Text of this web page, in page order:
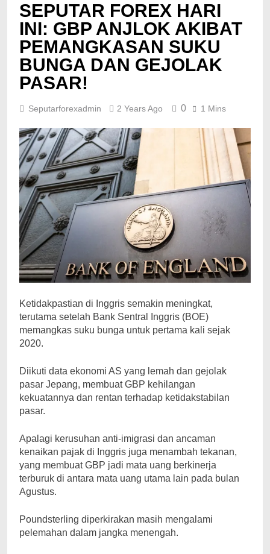
SEPUTAR FOREX HARI
INI: GBP ANJLOK AKIBAT
PEMANGKASAN SUKU
BUNGA DAN GEJOLAK
PASAR!
Seputarforexadmin 2 Years Ago 0 1 Mins
Ketidakpastian di Inggris semakin meningkat,
terutama setelah Bank Sentral Inggris (BOE)
memangkas suku bunga untuk pertama kali sejak
2020.
Diikuti data ekonomi AS yang lemah dan gejolak
pasar Jepang, membuat GBP kehilangan
kekuatannya dan rentan terhadap ketidakstabilan
pasar.
Apalagi kerusuhan anti-imigrasi dan ancaman
kenaikan pajak di Inggris juga menambah tekanan,
yang membuat GBP jadi mata uang berkinerja
terburuk di antara mata uang utama lain pada bulan
Agustus.
Poundsterling diperkirakan masih mengalami
pelemahan dalam jangka menengah.